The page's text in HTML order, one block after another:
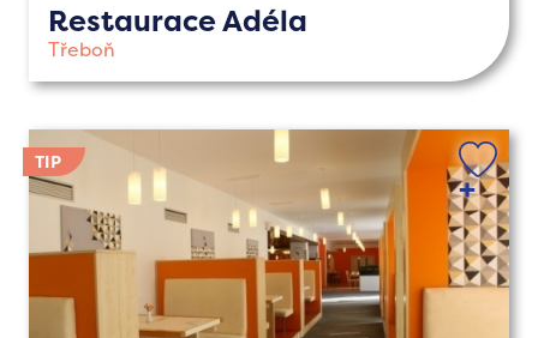
Restaurace Adéla
Třeboň